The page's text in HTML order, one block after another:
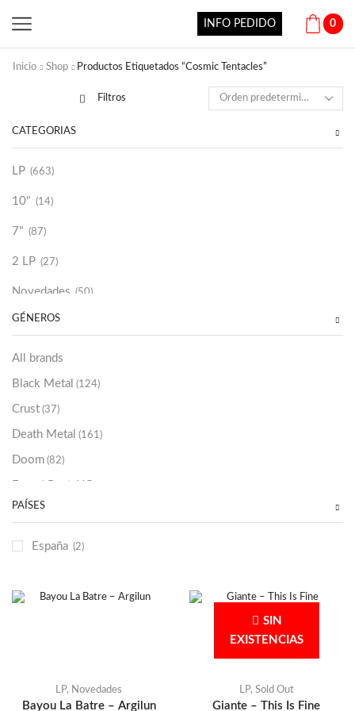
INFO PEDIDO 0
Inicio Shop Productos Etiquetados “Cosmic Tentacles”
Filtros
CATEGORÍAS
LP (663)
10" (14)
7" (87)
2 LP (27)
Novedades (50)
Vinilako (34)
Sold Out
GÉNEROS
All brands
Black Metal (124)
Crust (37)
Death Metal (161)
Doom (82)
Grindcore
(35)
PAÍSES
España (2)
LP, Novedades
Bayou La Batre – Argilun
SIN
EXISTENCIAS
LP, Sold Out
Giante – This Is Fine